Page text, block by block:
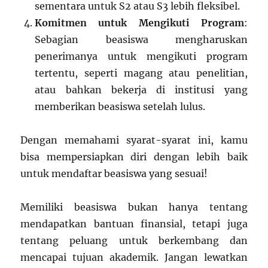
sementara untuk S2 atau S3 lebih fleksibel.
Komitmen untuk Mengikuti Program:
Sebagian beasiswa mengharuskan
penerimanya untuk mengikuti program
tertentu, seperti magang atau penelitian,
atau bahkan bekerja di institusi yang
memberikan beasiswa setelah lulus.
Dengan memahami syarat-syarat ini, kamu
bisa mempersiapkan diri dengan lebih baik
untuk mendaftar beasiswa yang sesuai!
Memiliki beasiswa bukan hanya tentang
mendapatkan bantuan finansial, tetapi juga
tentang peluang untuk berkembang dan
mencapai tujuan akademik. Jangan lewatkan